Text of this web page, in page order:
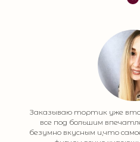
Заказываю тортик уже
все под большим
безумно вкусным и,что